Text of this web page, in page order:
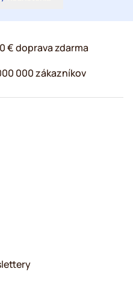
€ doprava zdarma
000 zákazníkov